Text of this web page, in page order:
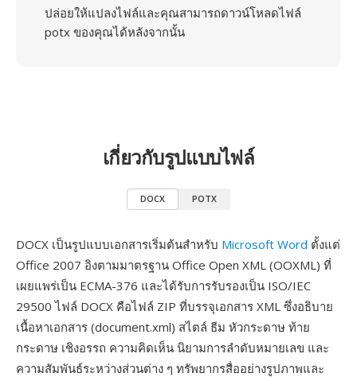
ปล่อยให้แปลงไฟล์และคุณสามารถดาวน์โหลดไฟล์
potx ของคุณได้หลังจากนั้น
เกี่ยวกับรูปแบบไฟล์
DOCX POTX
DOCX เป็นรูปแบบเอกสารเริ่มต้นสำหรับ Microsoft Word ตั้งแต่
Office 2007 อิงตามมาตรฐาน Office Open XML (OOXML) ที่
เผยแพร่เป็น ECMA-376 และได้รับการรับรองเป็น ISO/IEC
29500 ไฟล์ DOCX คือไฟล์ ZIP ที่บรรจุเอกสาร XML ซึ่งอธิบาย
เนื้อหาเอกสาร (document.xml) สไตล์ ธีม หัวกระดาษ ท้าย
กระดาษ เชิงอรรถ ความคิดเห็น นิยามการลำดับหมายเลข และ
ความสัมพันธ์ระหว่างส่วนต่าง ๆ ทรัพยากรสื่ออย่างรูปภาพและ